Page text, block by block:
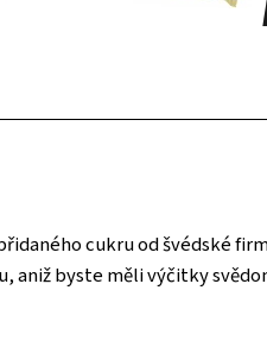
cukru od švédské
aniž byste měli výčitky